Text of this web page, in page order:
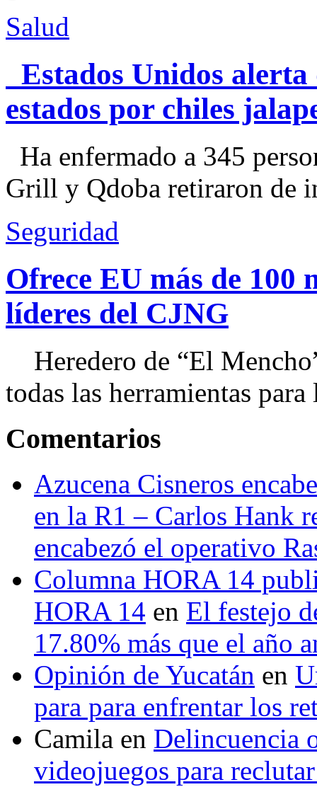
Salud
Estados Unidos alerta
estados por chiles
Ha enfermado a 345
Grill y Qdoba retiraron de
Seguridad
Ofrece EU más de 100
líderes del CJNG
Heredero de “El
todas las herramientas
Comentarios
Azucena Cisneros
en la R1 – Carlos Hank
encabezó el operativo
Columna HORA 14
HORA 14 en El festejo
17.80% más que el año
Opinión de Yucatán en
para para enfrentar los
Camila en Delincuencia
videojuegos para